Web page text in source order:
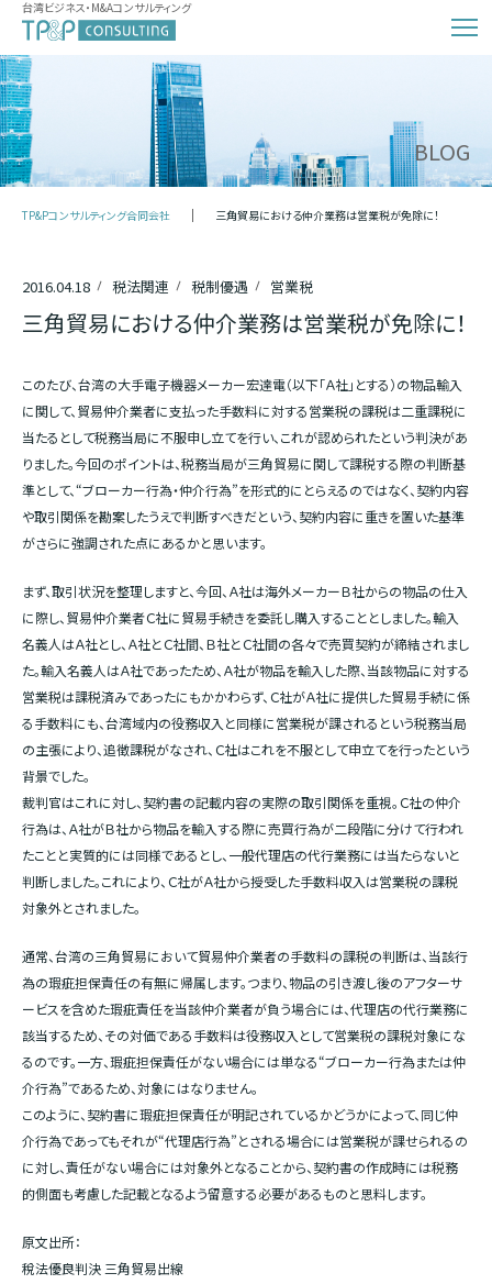
台湾ビジネス・M&Aコンサルティング
BLOG
TP&Pコンサルティング合同会社 三角貿易における仲介業務は営業税が免除に！
2016.04.18 税法関連 税制優遇 営業税
三角貿易における仲介業務は営業税が免除に！
このたび、台湾の大手電子機器メーカー宏達電（以下「Ａ社」とする）の物品輸入
に関して、貿易仲介業者に支払った手数料に対する営業税の課税は二重課税に
当たるとして税務当局に不服申し立てを行い、これが認められたという判決があ
りました。今回のポイントは、税務当局が三角貿易に関して課税する際の判断基
準として、“ブローカー行為・仲介行為”を形式的にとらえるのではなく、契約内容
や取引関係を勘案したうえで判断すべきだという、契約内容に重きを置いた基準
がさらに強調された点にあるかと思います。
まず、取引状況を整理しますと、今回、Ａ社は海外メーカーＢ社からの物品の仕入
に際し、貿易仲介業者Ｃ社に貿易手続きを委託し購入することとしました。輸入
名義人はＡ社とし、Ａ社とＣ社間、Ｂ社とＣ社間の各々で売買契約が締結されまし
た。輸入名義人はＡ社であったため、Ａ社が物品を輸入した際、当該物品に対する
営業税は課税済みであったにもかかわらず、Ｃ社がＡ社に提供した貿易手続に係
る手数料にも、台湾域内の役務収入と同様に営業税が課されるという税務当局
の主張により、追徴課税がなされ、Ｃ社はこれを不服として申立てを行ったという
背景でした。
裁判官はこれに対し、契約書の記載内容の実際の取引関係を重視。Ｃ社の仲介
行為は、Ａ社がＢ社から物品を輸入する際に売買行為が二段階に分けて行われ
たことと実質的には同様であるとし、一般代理店の代行業務には当たらないと
判断しました。これにより、Ｃ社がＡ社から授受した手数料収入は営業税の課税
対象外とされました。
通常、台湾の三角貿易において貿易仲介業者の手数料の課税の判断は、当該行
為の瑕疵担保責任の有無に帰属します。つまり、物品の引き渡し後のアフターサ
ービスを含めた瑕疵責任を当該仲介業者が負う場合には、代理店の代行業務に
該当するため、その対価である手数料は役務収入として営業税の課税対象にな
るのです。一方、瑕疵担保責任がない場合には単なる“ブローカー行為または仲
介行為”であるため、対象にはなりません。
このように、契約書に瑕疵担保責任が明記されているかどうかによって、同じ仲
介行為であってもそれが“代理店行為”とされる場合には営業税が課せられるの
に対し、責任がない場合には対象外となることから、契約書の作成時には税務
的側面も考慮した記載となるよう留意する必要があるものと思料します。
原文出所：
稅法優良判決 三角貿易出線